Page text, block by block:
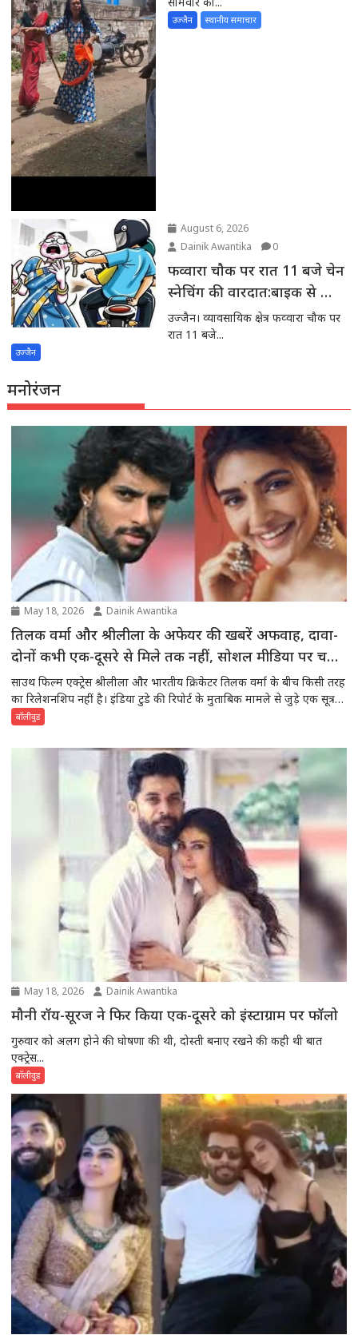
उज्जैन स्थानीय समाचार
August 6, 2026
Dainik Awantika
0
फव्वारा चौक पर रात 11 बजे चेन
स्नेचिंग की वारदात:बाइक से आए
थे दो बदमाश,
उज्जैन। व्यावसायिक क्षेत्र फव्वारा चौक पर
रात 11 बजे...
उज्जैन
मनोरंजन
May 18, 2026 Dainik Awantika
तिलक वर्मा और श्रीलीला के अफेयर की खबरें अफवाह, दावा-
दोनों कभी एक-दूसरे से मिले तक नहीं, सोशल मीडिया पर चल
रही अफवाहें
साउथ फिल्म एक्ट्रेस श्रीलीला और भारतीय क्रिकेटर तिलक वर्मा के बीच किसी तरह
का रिलेशनशिप नहीं है। इंडिया टुडे की रिपोर्ट के मुताबिक मामले से जुड़े एक सूत्र ने
इस बात की पुष्टि की है। दरअसल पिछले की दिनों से सोशल मीडिया पर दोनों के
बॉलीवुड
May 18, 2026 Dainik Awantika
मौनी रॉय-सूरज ने फिर किया एक-दूसरे को इंस्टाग्राम पर फॉलो
गुरुवार को अलग होने की घोषणा की थी, दोस्ती बनाए रखने की कही थी बात
एक्ट्रेस...
बॉलीवुड